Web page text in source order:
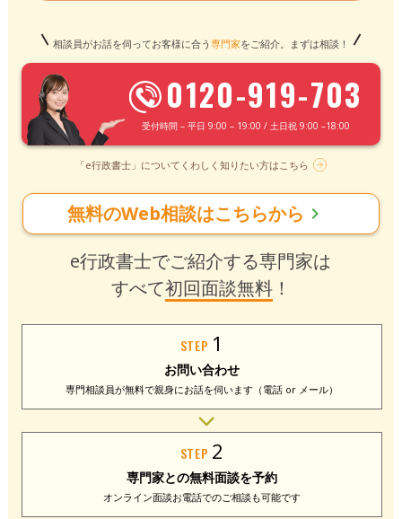
相談員がお話を伺ってお客様に合う 専門家をご紹介。まずは相談！
0120-919-703
受付時間 – 平日 9:00 – 19:00 / 土日祝 9:00 –18:00
「e行政書士」についてくわしく知りたい方はこちら
無料のWeb相談はこちらから chevron_right
e行政書士でご紹介する専門家は
すべて初回面談無料！
STEP 1
お問い合わせ
専門相談員が無料で親身にお話を伺います（電話 or メール）
STEP 2
専門家との無料面談を予約
オンライン面談お電話でのご相談も可能です